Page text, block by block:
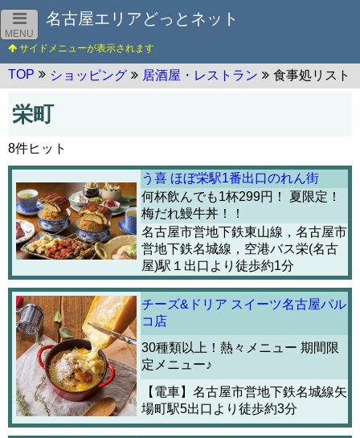
MENU
名古屋エリアどっとネット
TOP ショッピング 居酒屋・レストラン 食事処リスト
栄町
8件ヒット
う喜 ほぼ栄駅1番出口のれん街
何杯飲んでも1杯299円！ 夏限定！
梅だれ鰻牛丼！！
名古屋市営地下鉄東山線，名古屋市
営地下鉄名城線，空港バス栄(名古
屋)駅１出口より徒歩約1分
チーズ&ドリア スイーツ名古屋パル
コ店
30種類以上！熱々メニュー 期間限
定メニュー♪
【電車】名古屋市営地下鉄名城線矢
場町駅5出口より徒歩約3分